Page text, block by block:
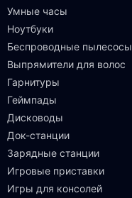
Умные часы
Ноутбуки
Беспроводные пылесосы
Выпрямители для волос
Гарнитуры
Геймпады
Дисководы
Док-станции
Зарядные станции
Игровые приставки
Игры для консолей